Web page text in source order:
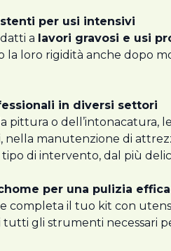
per usi intensivi
a lavori gravosi e usi
loro rigidità anche dopo
in diversi settori
o dell’intonacatura,
manutenzione di
di intervento, dal più
per una pulizia
completa il tuo kit con
gli strumenti necessari